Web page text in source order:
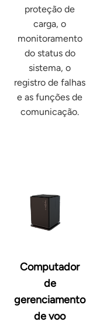
proteção de
carga, o
monitoramento
do status do
sistema, o
registro de falhas
e as funções de
comunicação.
Computador
de
gerenciamento
de voo